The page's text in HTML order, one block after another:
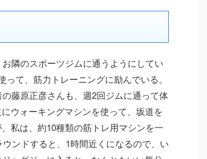
隣のスポーツジムに通うようにしてい
て、筋力トレーニングに励んでいる。
藤原正彦さんも、週2回ジムに通って体
ウォーキングマシンを使って、坂道を
私は、約10種類の筋トレ用マシンを一
ンドすると、1時間近くになるので、い